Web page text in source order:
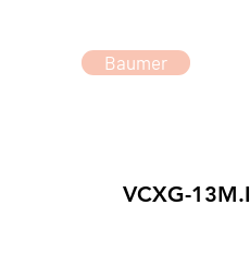
Baumer
VCXG-13M.I